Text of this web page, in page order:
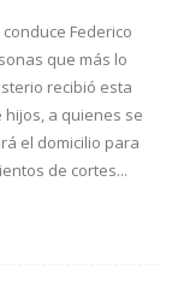
Federico
que más lo
recibió esta
hijos, a quienes se
el domicilio para
de cortes...